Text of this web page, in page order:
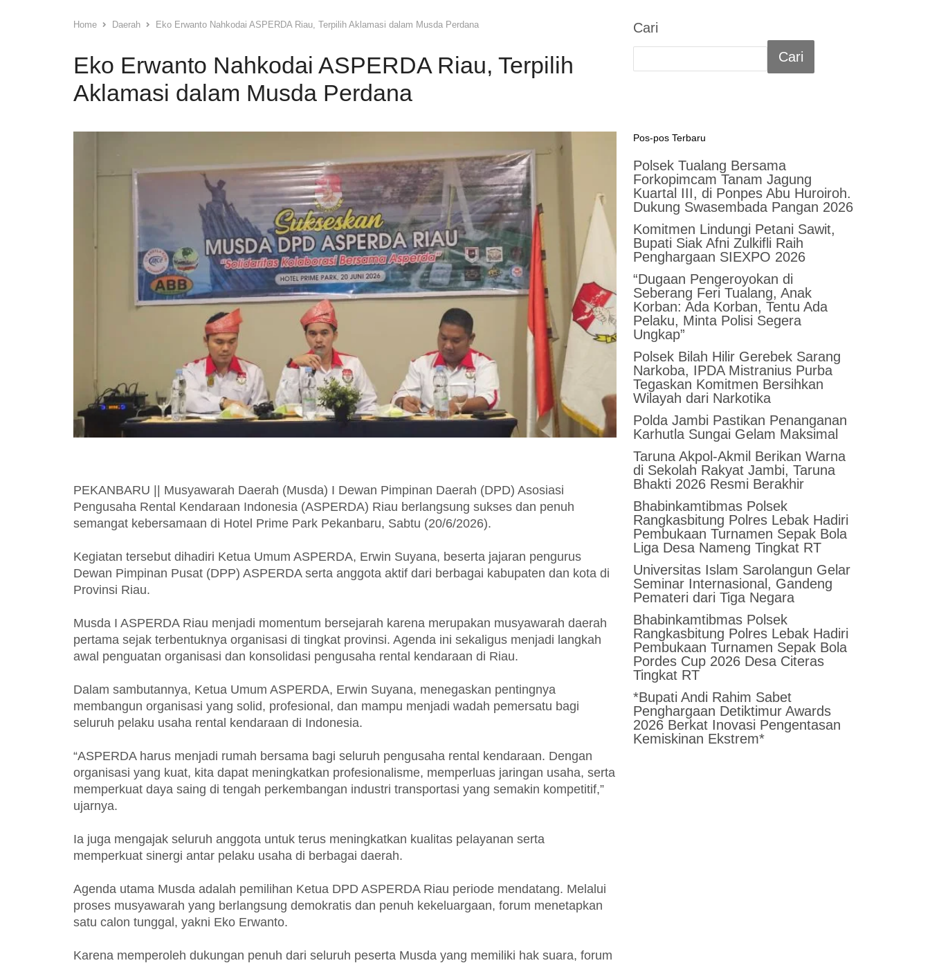
Home Daerah Eko Erwanto Nahkodai ASPERDA Riau, Terpilih Aklamasi dalam Musda Perdana
Eko Erwanto Nahkodai ASPERDA Riau, Terpilih
Aklamasi dalam Musda Perdana
PEKANBARU || Musyawarah Daerah (Musda) I Dewan Pimpinan Daerah (DPD) Asosiasi
Pengusaha Rental Kendaraan Indonesia (ASPERDA) Riau berlangsung sukses dan penuh
semangat kebersamaan di Hotel Prime Park Pekanbaru, Sabtu (20/6/2026).
Kegiatan tersebut dihadiri Ketua Umum ASPERDA, Erwin Suyana, beserta jajaran pengurus
Dewan Pimpinan Pusat (DPP) ASPERDA serta anggota aktif dari berbagai kabupaten dan kota di
Provinsi Riau.
Musda I ASPERDA Riau menjadi momentum bersejarah karena merupakan musyawarah daerah
pertama sejak terbentuknya organisasi di tingkat provinsi. Agenda ini sekaligus menjadi langkah
awal penguatan organisasi dan konsolidasi pengusaha rental kendaraan di Riau.
Dalam sambutannya, Ketua Umum ASPERDA, Erwin Suyana, menegaskan pentingnya
membangun organisasi yang solid, profesional, dan mampu menjadi wadah pemersatu bagi
seluruh pelaku usaha rental kendaraan di Indonesia.
“ASPERDA harus menjadi rumah bersama bagi seluruh pengusaha rental kendaraan. Dengan
organisasi yang kuat, kita dapat meningkatkan profesionalisme, memperluas jaringan usaha, serta
memperkuat daya saing di tengah perkembangan industri transportasi yang semakin kompetitif,”
ujarnya.
Ia juga mengajak seluruh anggota untuk terus meningkatkan kualitas pelayanan serta
memperkuat sinergi antar pelaku usaha di berbagai daerah.
Agenda utama Musda adalah pemilihan Ketua DPD ASPERDA Riau periode mendatang. Melalui
proses musyawarah yang berlangsung demokratis dan penuh kekeluargaan, forum menetapkan
satu calon tunggal, yakni Eko Erwanto.
Karena memperoleh dukungan penuh dari seluruh peserta Musda yang memiliki hak suara, forum
Cari
Cari
Pos-pos Terbaru
Polsek Tualang Bersama
Forkopimcam Tanam Jagung
Kuartal III, di Ponpes Abu Huroiroh.
Dukung Swasembada Pangan 2026
Komitmen Lindungi Petani Sawit,
Bupati Siak Afni Zulkifli Raih
Penghargaan SIEXPO 2026
“Dugaan Pengeroyokan di
Seberang Feri Tualang, Anak
Korban: Ada Korban, Tentu Ada
Pelaku, Minta Polisi Segera
Ungkap”
Polsek Bilah Hilir Gerebek Sarang
Narkoba, IPDA Mistranius Purba
Tegaskan Komitmen Bersihkan
Wilayah dari Narkotika
Polda Jambi Pastikan Penanganan
Karhutla Sungai Gelam Maksimal
Taruna Akpol-Akmil Berikan Warna
di Sekolah Rakyat Jambi, Taruna
Bhakti 2026 Resmi Berakhir
Bhabinkamtibmas Polsek
Rangkasbitung Polres Lebak Hadiri
Pembukaan Turnamen Sepak Bola
Liga Desa Nameng Tingkat RT
Universitas Islam Sarolangun Gelar
Seminar Internasional, Gandeng
Pemateri dari Tiga Negara
Bhabinkamtibmas Polsek
Rangkasbitung Polres Lebak Hadiri
Pembukaan Turnamen Sepak Bola
Pordes Cup 2026 Desa Citeras
Tingkat RT
*Bupati Andi Rahim Sabet
Penghargaan Detiktimur Awards
2026 Berkat Inovasi Pengentasan
Kemiskinan Ekstrem*